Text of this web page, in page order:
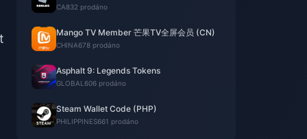
CA832 prodáno
Mango TV Member 芒果TV全屏会员 (CN)
CHINA678 prodáno
Asphalt 9: Legends Tokens
GLOBAL 606 prodáno
Steam Wallet Code (PHP)
PHILIPPINES661 prodáno